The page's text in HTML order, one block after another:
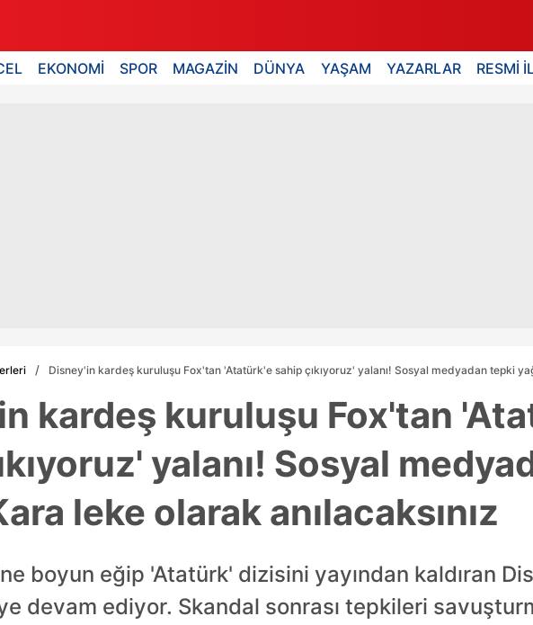
EKONOMİ SPOR MAGAZİN DÜNYA YAŞAM YAZARLAR RESMİ
Disney'in kardeş kuruluşu Fox'tan 'Atatürk'e sahip çıkıyoruz' yalanı! Sosyal medyadan tepki
kardeş kuruluşu Fox'tan
yalanı! Sosyal
leke olarak anılacaksınız
boyun eğip 'Atatürk' dizisini yayından kaldıran
devam ediyor. Skandal sonrası tepkileri